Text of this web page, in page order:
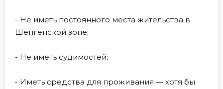
- Не иметь постоянного места жительства в
Шенгенской зоне;
- Не иметь судимостей;
- Иметь средства для проживания — хотя бы